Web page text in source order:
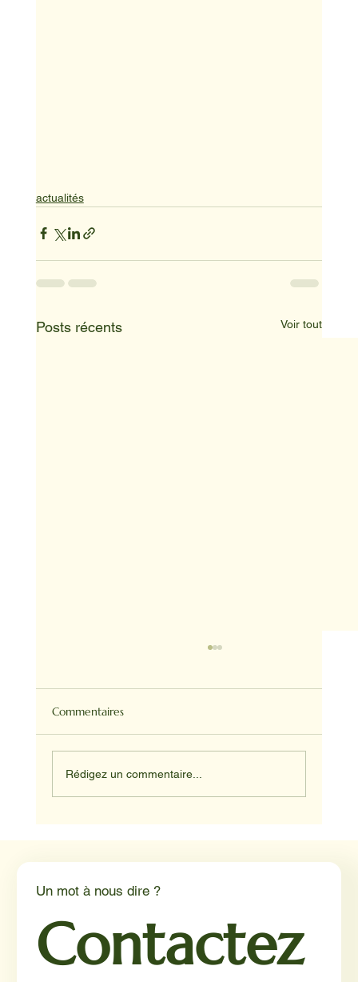
actualités
Posts récents Voir tout
Commentaires
Rédigez un commentaire...
Un mot à nous dire ?
Contactez